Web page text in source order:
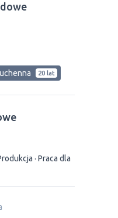
20 lat
Praca dla